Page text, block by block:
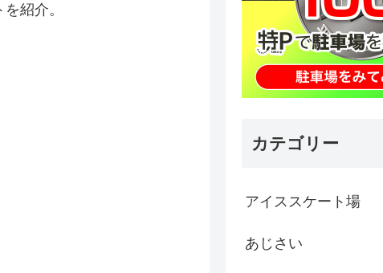
紹介。
カテゴリー
アイススケート場
あじさい